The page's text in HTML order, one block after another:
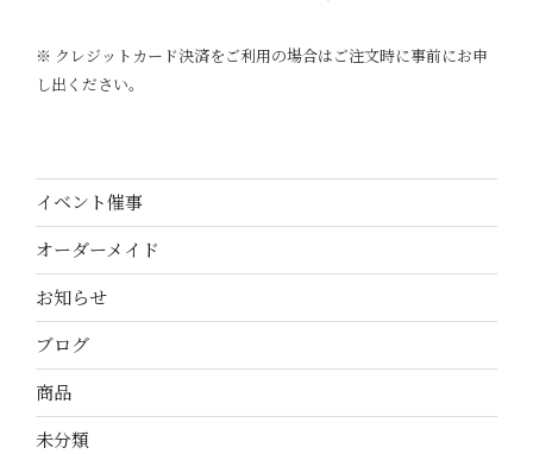
※ クレジットカード決済をご利用の場合はご注文時に事前にお申
し出ください。
イベント催事
オーダーメイド
お知らせ
ブログ
商品
未分類